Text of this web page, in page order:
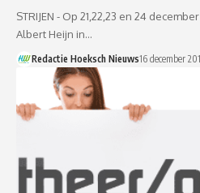
STRIJEN - Op 21,22,23 en 24
Albert Heijn in…
Redactie Hoeksch Nieuws16 december